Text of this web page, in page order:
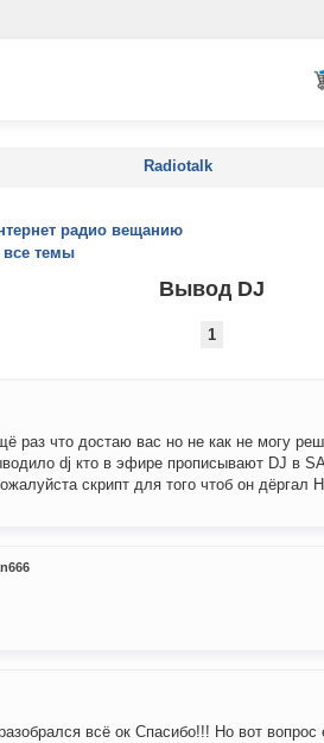
Radiotalk
радио вещанию
все темы
Вывод DJ
1
раз что достаю вас но не как не могу
dj кто в эфире прописывают DJ в
скрипт для того чтоб он
всё ок Спасибо!!! Но вот